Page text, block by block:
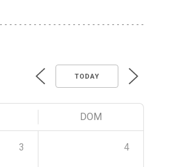
TODAY
DOM
3 4